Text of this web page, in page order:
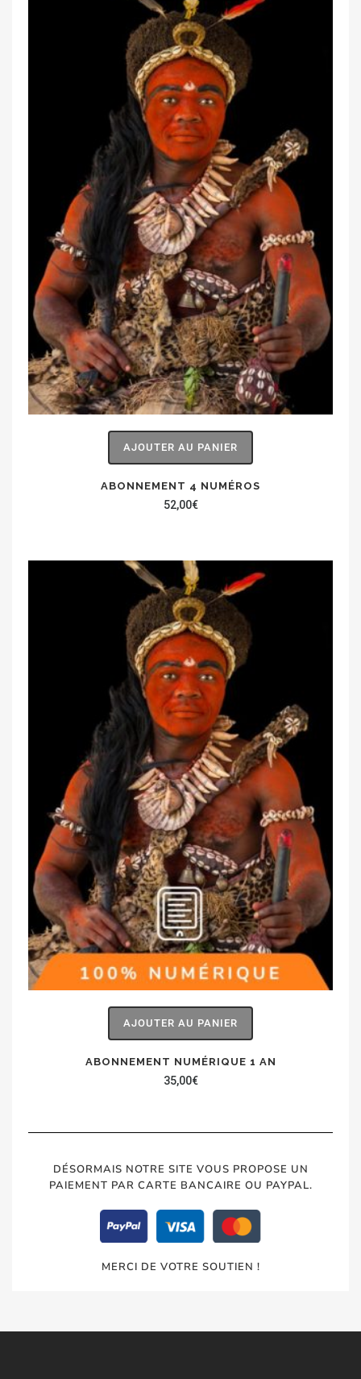
AJOUTER AU PANIER
ABONNEMENT 4 NUMÉROS
52,00€
AJOUTER AU PANIER
ABONNEMENT NUMÉRIQUE 1 AN
35,00€
DÉSORMAIS NOTRE SITE VOUS PROPOSE UN
PAIEMENT PAR CARTE BANCAIRE OU PAYPAL.
MERCI DE VOTRE SOUTIEN !